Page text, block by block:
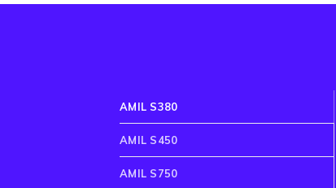
AMIL S380
AMIL S450
AMIL S750